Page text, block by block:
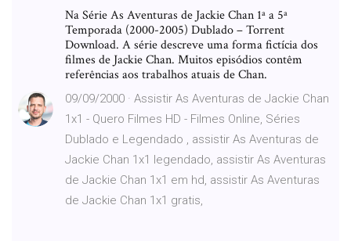
Na Série As Aventuras de Jackie Chan 1ª a 5ª
Temporada (2000-2005) Dublado – Torrent
Download. A série descreve uma forma fictícia dos
filmes de Jackie Chan. Muitos episódios contêm
referências aos trabalhos atuais de Chan.
09/09/2000 · Assistir As Aventuras de Jackie Chan
1x1 - Quero Filmes HD - Filmes Online, Séries
Dublado e Legendado , assistir As Aventuras de
Jackie Chan 1x1 legendado, assistir As Aventuras
de Jackie Chan 1x1 em hd, assistir As Aventuras
de Jackie Chan 1x1 gratis,